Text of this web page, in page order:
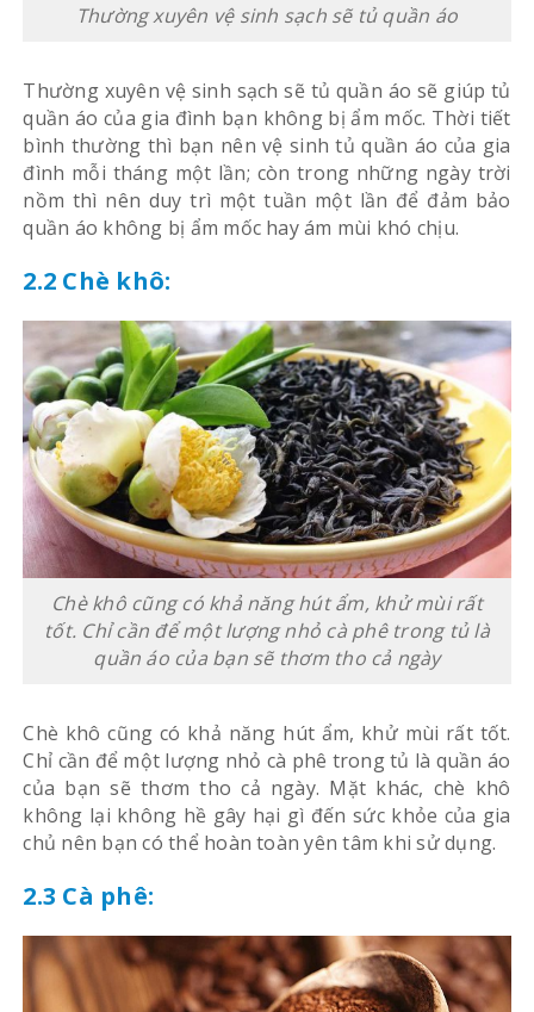
Thường xuyên vệ sinh sạch sẽ tủ quần áo
Thường xuyên vệ sinh sạch sẽ tủ quần áo sẽ giúp tủ
quần áo của gia đình bạn không bị ẩm mốc. Thời tiết
bình thường thì bạn nên vệ sinh tủ quần áo của gia
đình mỗi tháng một lần; còn trong những ngày trời
nồm thì nên duy trì một tuần một lần để đảm bảo
quần áo không bị ẩm mốc hay ám mùi khó chịu.
2.2 Chè khô:
Chè khô cũng có khả năng hút ẩm, khử mùi rất
tốt. Chỉ cần để một lượng nhỏ cà phê trong tủ là
quần áo của bạn sẽ thơm tho cả ngày
Chè khô cũng có khả năng hút ẩm, khử mùi rất tốt.
Chỉ cần để một lượng nhỏ cà phê trong tủ là quần áo
của bạn sẽ thơm tho cả ngày. Mặt khác, chè khô
không lại không hề gây hại gì đến sức khỏe của gia
chủ nên bạn có thể hoàn toàn yên tâm khi sử dụng.
2.3 Cà phê: